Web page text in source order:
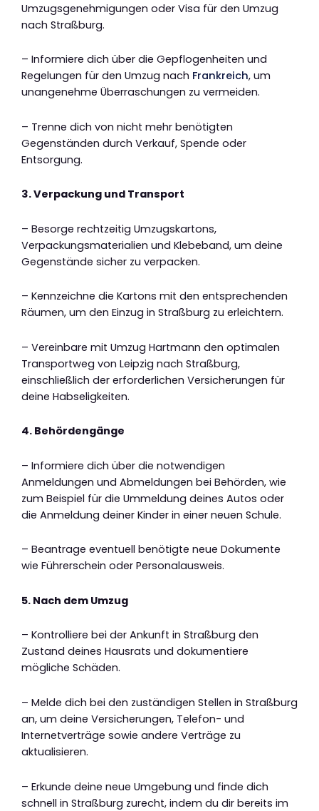
Umzugsgenehmigungen oder Visa für den Umzug
nach Straßburg.
– Informiere dich über die Gepflogenheiten und
Regelungen für den Umzug nach Frankreich, um
unangenehme Überraschungen zu vermeiden.
– Trenne dich von nicht mehr benötigten
Gegenständen durch Verkauf, Spende oder
Entsorgung.
3. Verpackung und Transport
– Besorge rechtzeitig Umzugskartons,
Verpackungsmaterialien und Klebeband, um deine
Gegenstände sicher zu verpacken.
– Kennzeichne die Kartons mit den entsprechenden
Räumen, um den Einzug in Straßburg zu erleichtern.
– Vereinbare mit Umzug Hartmann den optimalen
Transportweg von Leipzig nach Straßburg,
einschließlich der erforderlichen Versicherungen für
deine Habseligkeiten.
4. Behördengänge
– Informiere dich über die notwendigen
Anmeldungen und Abmeldungen bei Behörden, wie
zum Beispiel für die Ummeldung deines Autos oder
die Anmeldung deiner Kinder in einer neuen Schule.
– Beantrage eventuell benötigte neue Dokumente
wie Führerschein oder Personalausweis.
5. Nach dem Umzug
– Kontrolliere bei der Ankunft in Straßburg den
Zustand deines Hausrats und dokumentiere
mögliche Schäden.
– Melde dich bei den zuständigen Stellen in Straßburg
an, um deine Versicherungen, Telefon- und
Internetverträge sowie andere Verträge zu
aktualisieren.
– Erkunde deine neue Umgebung und finde dich
schnell in Straßburg zurecht, indem du dir bereits im